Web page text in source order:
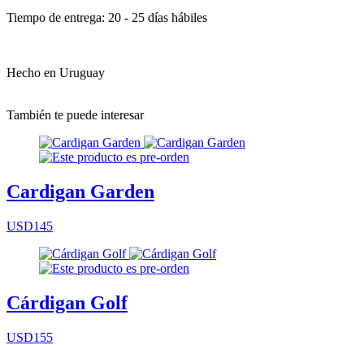
Tiempo de entrega: 20 - 25 días hábiles
Hecho en Uruguay
También te puede interesar
Cardigan Garden
USD145
Cárdigan Golf
USD155